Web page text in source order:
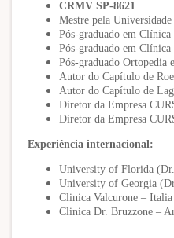
CRMV SP-8621
Mestre pela
Pós-graduado em
Pós-graduado em
Pós-graduado Ortopedia
Autor do Capítulo de
Autor do Capítulo de
Diretor da Empresa
Diretor da Empresa
Experiência internacional:
University of Florida
University of Georgia
Clinica Valcurone –
Clinica Dr. Bruzzone –